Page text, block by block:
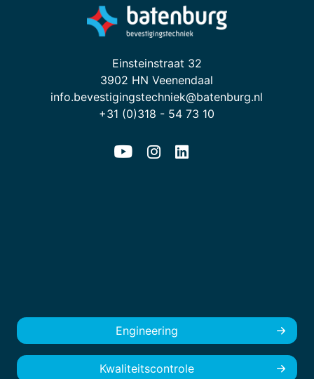
Einsteinstraat 32
3902 HN Veenendaal
info.bevestigingstechniek@batenburg.nl
+31 (0)318 - 54 73 10
Engineering
Kwaliteitscontrole